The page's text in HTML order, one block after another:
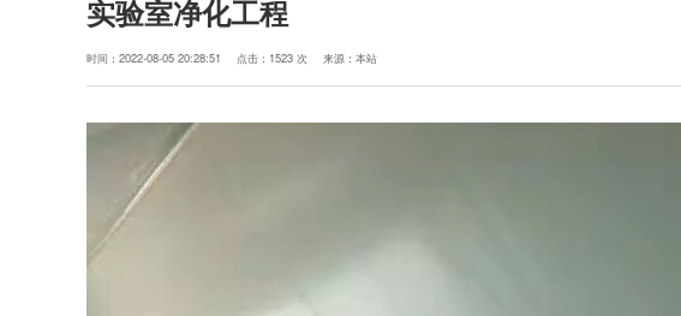
实验室净化工程
时间：2022-08-05 20:28:51 点击：1523 次 来源：本站